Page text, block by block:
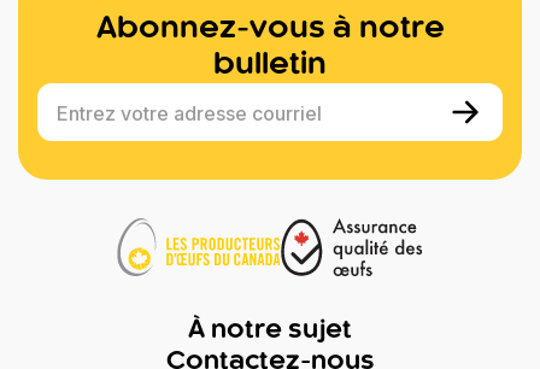
Abonnez-vous à notre
bulletin
Entrez votre adresse courriel
À notre sujet
Contactez-nous